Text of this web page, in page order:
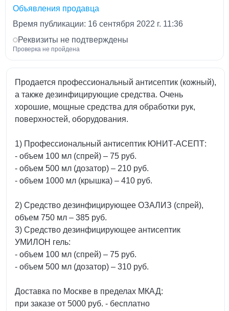
Объявления продавца
Время публикации: 16 сентября 2022 г. 11:36
Реквизиты не подтверждены
Проверка не пройдена
Продается профессиональный антисептик (кожный),
а также дезинфицирующие средства. Очень
хорошие, мощные средства для обработки рук,
поверхностей, оборудования.
1) Профессиональный антисептик ЮНИТ-АСЕПТ:
- объем 100 мл (спрей) – 75 руб.
- объем 500 мл (дозатор) – 210 руб.
- объем 1000 мл (крышка) – 410 руб.
2) Средство дезинфицирующее ОЗАЛИЗ (спрей),
объем 750 мл – 385 руб.
3) Средство дезинфицирующее антисептик
УМИЛОН гель:
- объем 100 мл (спрей) – 75 руб.
- объем 500 мл (дозатор) – 310 руб.
Доставка по Москве в пределах МКАД:
при заказе от 5000 руб. - бесплатно